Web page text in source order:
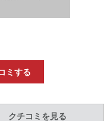
ミする
クチコミを見る